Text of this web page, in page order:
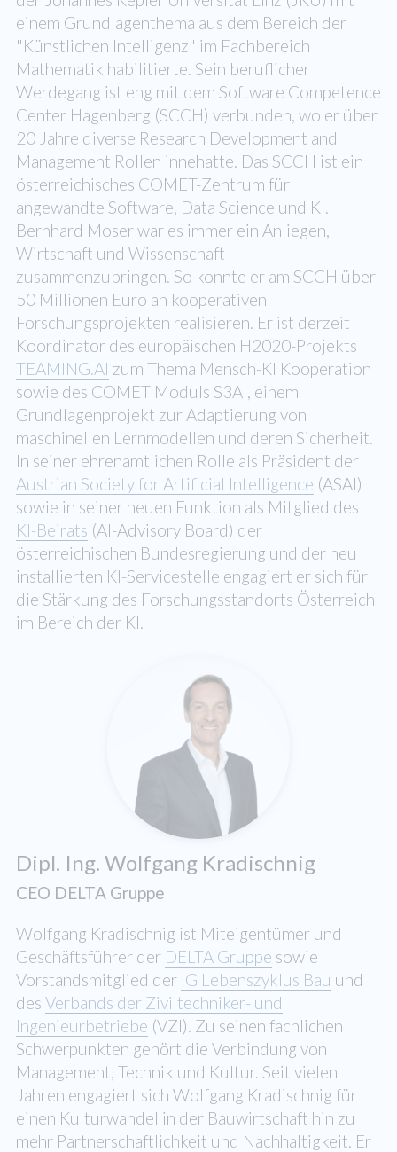
einem Grundlagenthema aus dem Bereich der
"Künstlichen Intelligenz" im Fachbereich
Mathematik habilitierte. Sein beruflicher
Werdegang ist eng mit dem Software Competence
Center Hagenberg (SCCH) verbunden, wo er über
20 Jahre diverse Research Development and
Management Rollen innehatte. Das SCCH ist ein
österreichisches COMET-Zentrum für
angewandte Software, Data Science und KI.
Bernhard Moser war es immer ein Anliegen,
Wirtschaft und Wissenschaft
zusammenzubringen. So konnte er am SCCH über
50 Millionen Euro an kooperativen
Forschungsprojekten realisieren. Er ist derzeit
Koordinator des europäischen H2020-Projekts
TEAMING.AI zum Thema Mensch-KI Kooperation
sowie des COMET Moduls S3AI, einem
Grundlagenprojekt zur Adaptierung von
maschinellen Lernmodellen und deren Sicherheit.
In seiner ehrenamtlichen Rolle als Präsident der
Austrian Society for Artificial Intelligence (ASAI)
sowie in seiner neuen Funktion als Mitglied des
KI-Beirats (AI-Advisory Board) der
österreichischen Bundesregierung und der neu
installierten KI-Servicestelle engagiert er sich für
die Stärkung des Forschungsstandorts Österreich
im Bereich der KI.
Dipl. Ing. Wolfgang Kradischnig
CEO DELTA Gruppe
Wolfgang Kradischnig ist Miteigentümer und
Geschäftsführer der DELTA Gruppe sowie
Vorstandsmitglied der IG Lebenszyklus Bau und
des Verbands der Ziviltechniker- und
Ingenieurbetriebe (VZI). Zu seinen fachlichen
Schwerpunkten gehört die Verbindung von
Management, Technik und Kultur. Seit vielen
Jahren engagiert sich Wolfgang Kradischnig für
einen Kulturwandel in der Bauwirtschaft hin zu
mehr Partnerschaftlichkeit und Nachhaltigkeit. Er